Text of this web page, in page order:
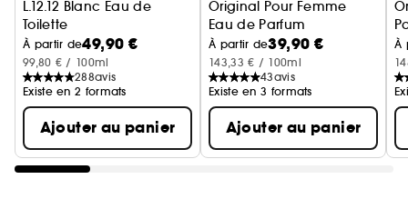
urbain et libérateur dans lequel les
ambassadeurs Lacoste se réapproprient les
codes chers à la marque : toujours en
mouvement et créatif.
La campagne capture l'essence de l'iconique
polo et des parfums L.12.12.
L.12.12 Blanc Eau de
Toilette
À partir de49,90 €
99,80 € / 100ml
288avis
Existe en 2 formats
Ajouter au panier
Original Pour Femme
Eau de Parfum
À partir de39,90 €
143,33 € / 100ml
43avis
Existe en 3 formats
Ajouter au panier
À